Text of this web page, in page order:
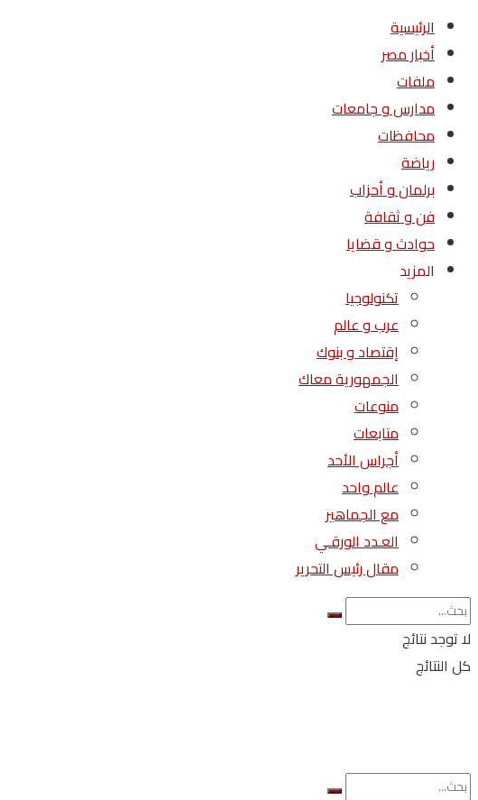
الرئيسية
أخبار مصر
ملفات
مدارس و جامعات
محافظات
رياضة
برلمان و أحزاب
فن و ثقافة
حوادث و قضايا
المزيد
تكنولوجيا
عرب و عالم
إقتصاد و بنوك
الجمهورية معاك
منوعات
متابعات
أجراس الأحد
عالم واحد
مع الجماهير
العـدد الورقـي
مقال رئيس التحرير
لا توجد نتائج
كل النتائج